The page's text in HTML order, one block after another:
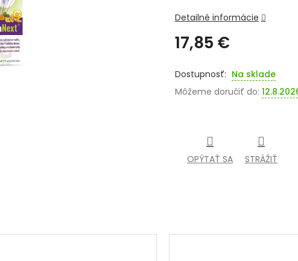
17,85 €
cena:
Na sklade
Môžeme doručiť do:
Detailné informácie
OPÝTAŤ SA STRÁŽIŤ